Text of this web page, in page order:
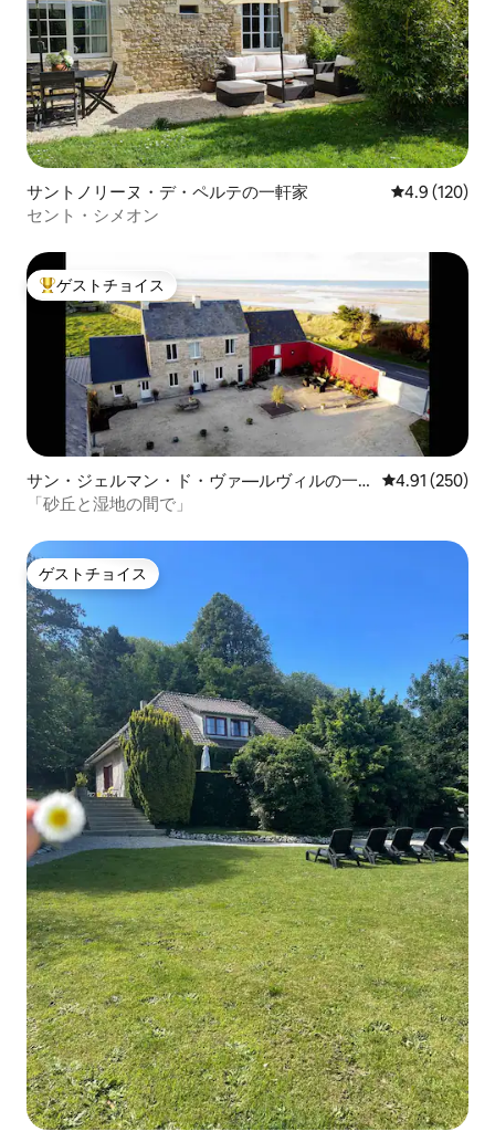
サントノリーヌ・デ・ペルテの一軒家 レビュー120
4.9 (120)
セント・シメオン
大好評のゲストチョイスです。
ゲストチョイス
サン・ジェルマン・ド・ヴァ―ルヴィルの一
軒家
レビュー250
4.91 (250)
「砂丘と湿地の間で」
ゲストチョイス
ゲストチョイス